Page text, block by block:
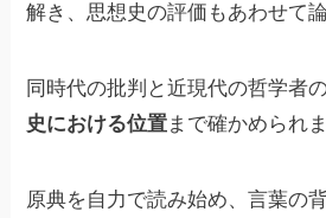
解き、思想史の評価もあわせて論
同時代の批判と近現代の哲学者
史における位置まで確かめられま
原典を自力で読み始め、言葉の